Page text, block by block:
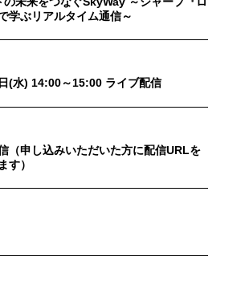
学ぶリアルタイム通信～
(水) 14:00～15:00 ライブ配信
（申し込みいただいた方に配信URLを
す）